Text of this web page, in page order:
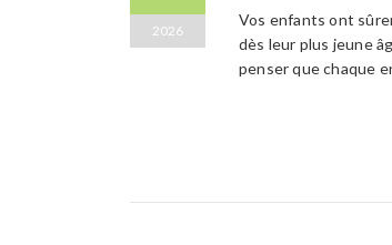
2026
Vos enfants ont
dès leur plus jeune
penser que chaque